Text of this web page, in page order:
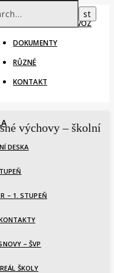
ŠKOLNÍ ROK – PROVOZ
DOKUMENTY
RŮZNÉ
KONTAKT
výchovy – školní
DESKA
– 1. STUPEŇ
– ŠVP
ŠKOLY